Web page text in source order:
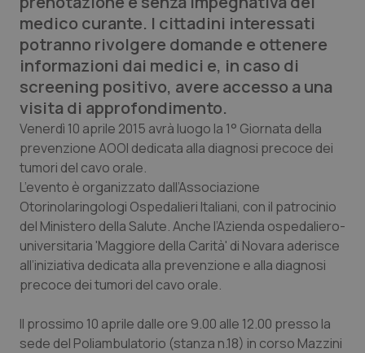
Professionisti Sanitari.AI
Abruzzo
Basilicata
Calabria
Campania
Emilia-Romagna
Friuli Venezia Giulia
Lazio
QS Pro Gold
Artrite & artrosi
Asma & BPCO
Car-T
Colesterolo & coronaropatie
Dermatite Atopica
Diabete & glucometri
QS Club Newsletter
medico curante. I cittadini interessati
potranno rivolgere domande e ottenere
informazioni dai medici e, in caso di
screening positivo, avere accesso a una
visita di approfondimento.
Venerdì 10 aprile 2015 avrà luogo la 1° Giornata della
prevenzione AOOI dedicata alla diagnosi precoce dei
tumori del cavo orale.
L’evento è organizzato dall’Associazione
Otorinolaringologi Ospedalieri Italiani, con il patrocinio
del Ministero della Salute. Anche l’Azienda ospedaliero-
universitaria 'Maggiore della Carità' di Novara aderisce
all’iniziativa dedicata alla prevenzione e alla diagnosi
precoce dei tumori del cavo orale.
Il prossimo 10 aprile dalle ore 9.00 alle 12.00 presso la
sede del Poliambulatorio (stanza n.18) in corso Mazzini